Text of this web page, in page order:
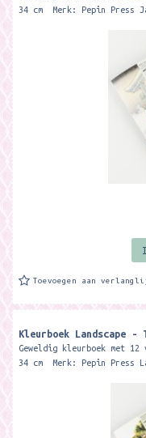
34 cm Merk: Pepin Press
Toevoegen aan
Kleurboek Landscape -
Geweldig kleurboek met
34 cm Merk: Pepin Press